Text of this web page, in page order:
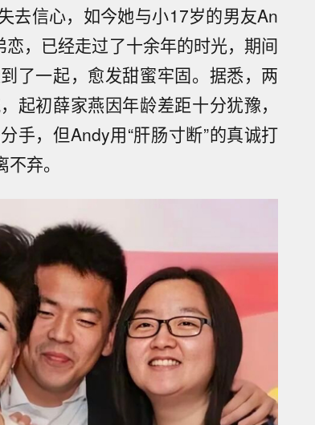
去信心，如今她与小17岁的男友An
，已经走过了十余年的时光，期间
了一起，愈发甜蜜牢固。据悉，两
起初薛家燕因年龄差距十分犹豫，
手，但Andy用“肝肠寸断”的真诚打
弃。